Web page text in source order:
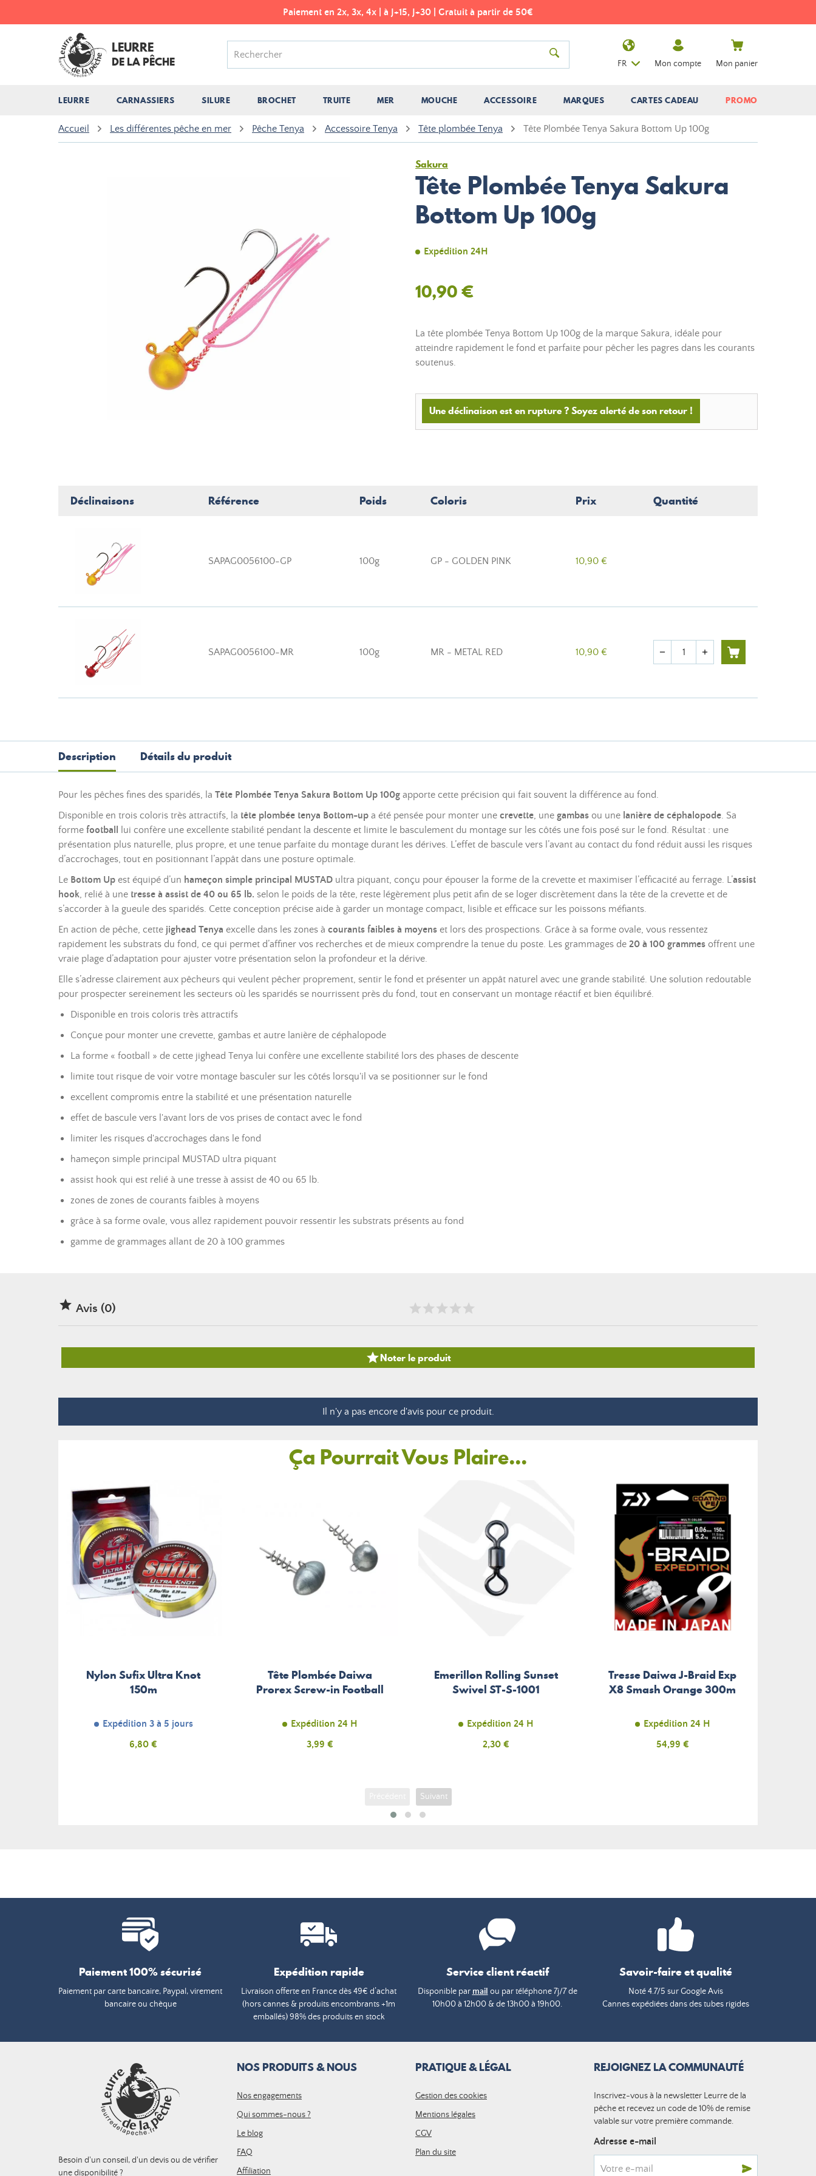
Paiement en 2x, 3x, 4x | à J+15, J+30 | Gratuit à partir de 50€
LEURRE
DE LA PÊCHE
LEURRE CARNASSIERS SILURE BROCHET TRUITE MER MOUCHE ACCESSOIRE MARQUES CARTES CADEAU PROMO
FR Mon compte Mon panier
Accueil Les différentes pêche en mer Pêche Tenya Accessoire Tenya Tête plombée Tenya Tête Plombée Tenya Sakura Bottom Up 100g
Sakura
Tête Plombée Tenya Sakura
Bottom Up 100g
Expédition 24H
10,90 €
La tête plombée Tenya Bottom Up 100g de la marque Sakura, idéale pour
atteindre rapidement le fond et parfaite pour pêcher les pagres dans les courants
soutenus.
Une déclinaison est en rupture ? Soyez alerté de son retour !
Déclinaisons Référence Poids Coloris Prix Quantité
SAPAG0056100-GP 100g GP - GOLDEN PINK 10,90 €
SAPAG0056100-MR 100g MR - METAL RED 10,90 € Quantité
remove add
Description Détails du produit
Pour les pêches fines des sparidés, la Tête Plombée Tenya Sakura Bottom Up 100g apporte cette précision qui fait souvent la différence au fond.
Disponible en trois coloris très attractifs, la tête plombée tenya Bottom-up a été pensée pour monter une crevette, une gambas ou une lanière de céphalopode. Sa
forme football
lui confère une excellente stabilité pendant la descente et limite le basculement du montage sur les côtés une fois posé sur le fond. Résultat : une
présentation plus naturelle, plus propre, et une tenue parfaite du montage durant les dérives. L’effet de bascule vers l’avant au contact du fond réduit aussi les risques
d’accrochages, tout en positionnant l’appât dans une posture optimale.
Le Bottom Up est équipé d’un hameçon simple principal MUSTAD ultra piquant, conçu pour épouser la forme de la crevette et maximiser l’efficacité au ferrage. L’assist
hook, relié à une tresse à assist de 40 ou 65 lb. selon le poids de la tête, reste légèrement plus petit afin de se loger discrètement dans la tête de la crevette et de
s’accorder à la gueule des sparidés. Cette conception précise aide à garder un montage compact, lisible et efficace sur les poissons méfiants.
En action de pêche, cette jighead Tenya excelle dans les zones à courants faibles à moyens et lors des prospections. Grâce à sa forme ovale, vous ressentez
rapidement les substrats du fond, ce qui permet d’affiner vos recherches et de mieux comprendre la tenue du poste. Les grammages de 20 à 100 grammes offrent une
vraie plage d’adaptation pour ajuster votre présentation selon la profondeur et la dérive.
Elle s’adresse clairement aux pêcheurs qui veulent pêcher proprement, sentir le fond et présenter un appât naturel avec une grande stabilité. Une solution redoutable
pour prospecter sereinement les secteurs où les sparidés se nourrissent près du fond, tout en conservant un montage réactif et bien équilibré.
Disponible en trois coloris très attractifs
Conçue pour monter une crevette, gambas et autre lanière de céphalopode
La forme « football » de cette jighead Tenya lui confère une excellente stabilité lors des phases de descente
limite tout risque de voir votre montage basculer sur les côtés lorsqu'il va se positionner sur le fond
excellent compromis entre la stabilité et une présentation naturelle
effet de bascule vers l'avant lors de vos prises de contact avec le fond
limiter les risques d'accrochages dans le fond
hameçon simple principal MUSTAD ultra piquant
assist hook qui est relié à une tresse à assist de 40 ou 65 lb.
zones de zones de courants faibles à moyens
grâce à sa forme ovale, vous allez rapidement pouvoir ressentir les substrats présents au fond
gamme de grammages allant de 20 à 100 grammes
 Avis (0)
Noter le produit
Il n'y a pas encore d'avis pour ce produit.
Ça Pourrait Vous Plaire...
Nylon Sufix Ultra Knot
150m
Expédition 3 à 5 jours
Prix
6,80 €
Tête Plombée Daiwa
Prorex Screw-in Football
Expédition 24 H
Prix
3,99 €
Emerillon Rolling Sunset
Swivel ST-S-1001
Expédition 24 H
Prix
2,30 €
Tresse Daiwa J-Braid Exp
X8 Smash Orange 300m
Expédition 24 H
Prix
54,99 €
Suivant
Paiement 100% sécurisé
Paiement par carte bancaire, Paypal, virement
bancaire ou chèque
Expédition rapide
Livraison offerte en France dès 49€ d’achat
(hors cannes & produits encombrants +1m
emballés) 98% des produits en stock
Service client réactif
Disponible par mail ou par téléphone 7j/7 de
10h00 à 12h00 & de 13h00 à 19h00.
Savoir-faire et qualité
Noté 4.7/5 sur Google Avis
Cannes expédiées dans des tubes rigides
Besoin d'un conseil, d'un devis ou de vérifier
une disponibilité ?
NOS PRODUITS & NOUS
Nos engagements
Qui sommes-nous ?
Le blog
FAQ
Affiliation
PRATIQUE & LÉGAL
Gestion des cookies
Mentions légales
CGV
Plan du site
REJOIGNEZ LA COMMUNAUTÉ
Inscrivez-vous à la newsletter Leurre de la
pêche et recevez un code de 10% de remise
valable sur votre première commande.
Adresse e-mail